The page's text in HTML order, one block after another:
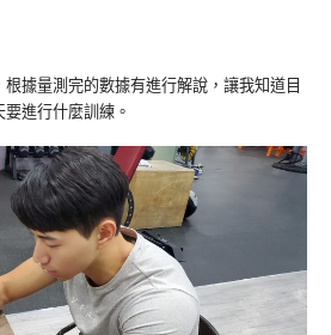
據量測完的數據有進行解說，讓我知道目
進行什麼訓練。